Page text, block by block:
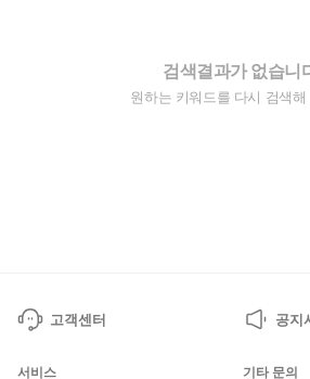
검색결과가 없습니
원하는 키워드를 다시 검색해
고객센터 공지
서비스 기타 문의